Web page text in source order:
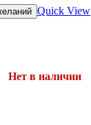
Quick View
Нет в наличии